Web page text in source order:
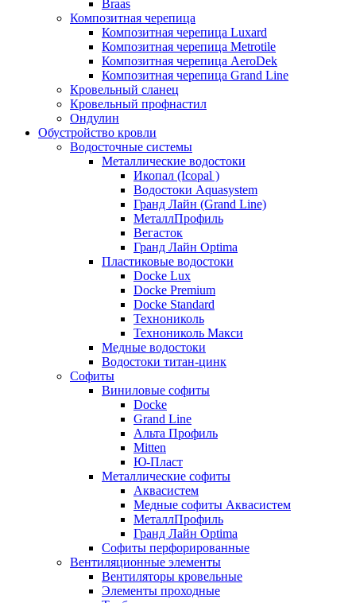
Braas
Композитная черепица
Композитная черепица Luxard
Композитная черепица Metrotile
Композитная черепица AeroDek
Композитная черепица Grand Line
Кровельный сланец
Кровельный профнастил
Ондулин
Обустройство кровли
Водосточные системы
Металлические водостоки
Икопал (Icopal )
Водостоки Aquasystem
Гранд Лайн (Grand Line)
МеталлПрофиль
Вегасток
Гранд Лайн Optima
Пластиковые водостоки
Docke Lux
Docke Premium
Docke Standard
Технониколь
Технониколь Макси
Медные водостоки
Водостоки титан-цинк
Софиты
Виниловые софиты
Docke
Grand Line
Альта Профиль
Mitten
Ю-Пласт
Металлические софиты
Аквасистем
Медные софиты Аквасистем
МеталлПрофиль
Гранд Лайн Optima
Софиты перфорированные
Вентиляционные элементы
Вентиляторы кровельные
Элементы проходные